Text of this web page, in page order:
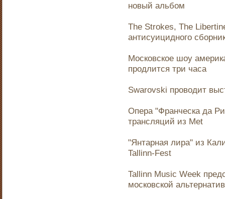
новый альбом
The Strokes, The
антисуицидного
Московское шоу
продлится три часа
Swarovski проводит
Опера "Франческа да
трансляций из Меt
"Янтарная лира" из
Tallinn-Fest
Tallinn Music Week
московской